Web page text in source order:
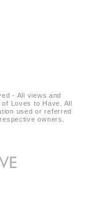
- All views and
Loves to Have. All
used or referred
owners.